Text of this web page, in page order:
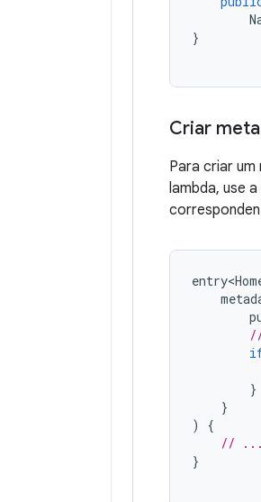
}
Criar
Para criar
lambda, use
}
}
)
{
// ...
}